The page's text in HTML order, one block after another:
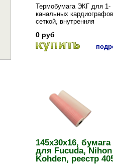
Термобумага ЭКГ для 1-
канальных
сеткой, внутренняя
0 руб
145х30х16,
для Fucuda, Nihon
Kohden, реестр